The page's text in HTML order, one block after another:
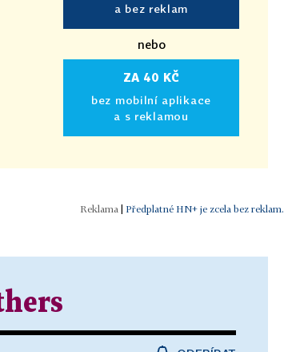
a bez reklam
nebo
ZA 40 KČ
bez mobilní aplikace
a s reklamou
Předplatné HN+ je zcela bez reklam.